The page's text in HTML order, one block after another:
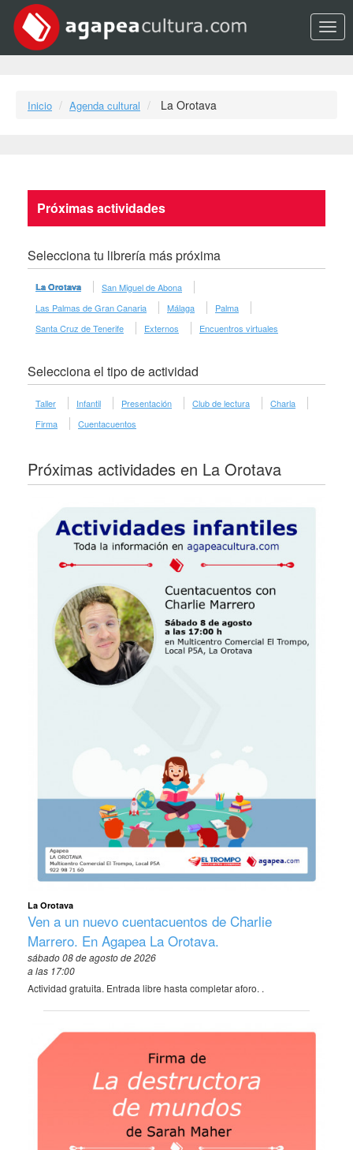
Inicio Agenda cultural La Orotava
Próximas actividades
Selecciona tu librería más próxima
La Orotava
San Miguel de Abona
Las Palmas de Gran Canaria
Málaga
Palma
Santa Cruz de Tenerife
Externos Encuentros virtuales
Selecciona el tipo de actividad
Taller Infantil Presentación Club de lectura
Charla
Firma
Cuentacuentos
Próximas actividades en La Orotava
La Orotava
Ven a un nuevo cuentacuentos de Charlie
Marrero. En Agapea La Orotava.
sábado 08 de agosto de 2026
a las 17:00
Actividad gratuita. Entrada libre hasta completar aforo. .